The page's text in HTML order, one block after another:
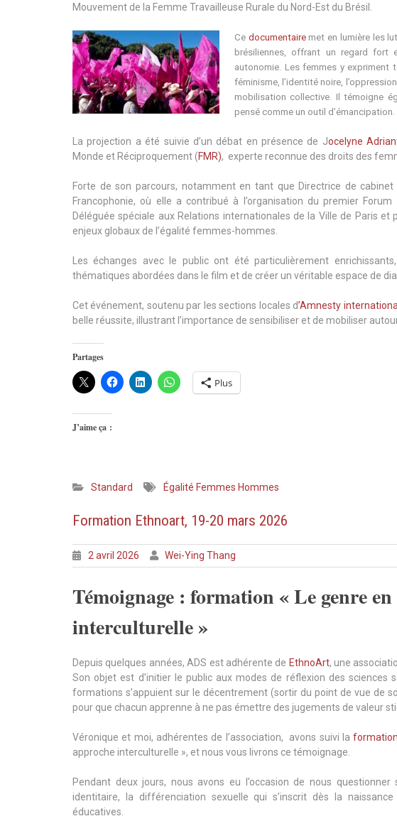
Mouvement de la Femme Travailleuse Rurale du Nord-Est du Brésil.
Ce documentairemet en lumière les
brésiliennes, offrant un regard
autonomie. Les femmes y expriment
féminisme, l’identité noire,
mobilisation collective. Il témoigne
pensé comme un outil d’émancipation.
La projection a été suivie d’un débat en présence de Jocelyne
Monde et Réciproquement (FMR), experte reconnue des droits des
Forte de son parcours, notamment en tant que Directrice de
Francophonie, où elle a contribué à l’organisation du premier
Déléguée spéciale aux Relations internationales de la Ville de Paris et
enjeux globaux de l’égalité femmes-hommes.
Les échanges avec le public ont été particulièrement
thématiques abordées dans le film et de créer un véritable espace de
Cet événement, soutenu par les sections locales d’Amnesty international
belle réussite, illustrant l’importance de sensibiliser et de mobiliser
Partages
Plus
J’aime ça :
Standard Égalité Femmes Hommes
Formation Ethnoart, 19-20 mars 2026
2 avril 2026 Wei-Ying Thang
Témoignage : formation « Le genre
interculturelle »
Depuis quelques années, ADS est adhérente de EthnoArt, une
Son objet est d’initier le public aux modes de réflexion des sciences
formations s’appuient sur le décentrement (sortir du point de vue de
pour que chacun apprenne à ne pas émettre des jugements de valeur
Véronique et moi, adhérentes de l’association, avons suivi laformation
approche interculturelle », et nous vous livrons ce témoignage.
Pendant deux jours, nous avons eu l’occasion de nous
identitaire, la différenciation sexuelle qui s’inscrit dès la
éducatives.